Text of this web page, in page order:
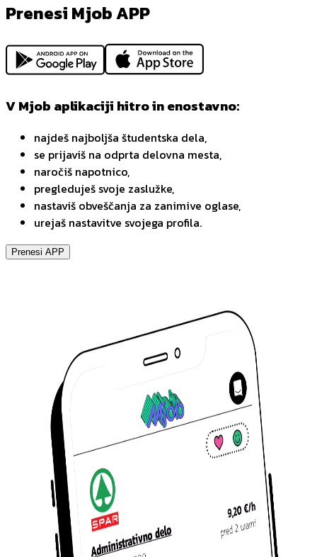
Prenesi Mjob APP
V Mjob aplikaciji hitro in enostavno:
najdeš najboljša študentska dela,
se prijaviš na odprta delovna mesta,
naročiš napotnico,
pregleduješ svoje zaslužke,
nastaviš obveščanja za zanimive oglase,
urejaš nastavitve svojega profila.
Prenesi APP